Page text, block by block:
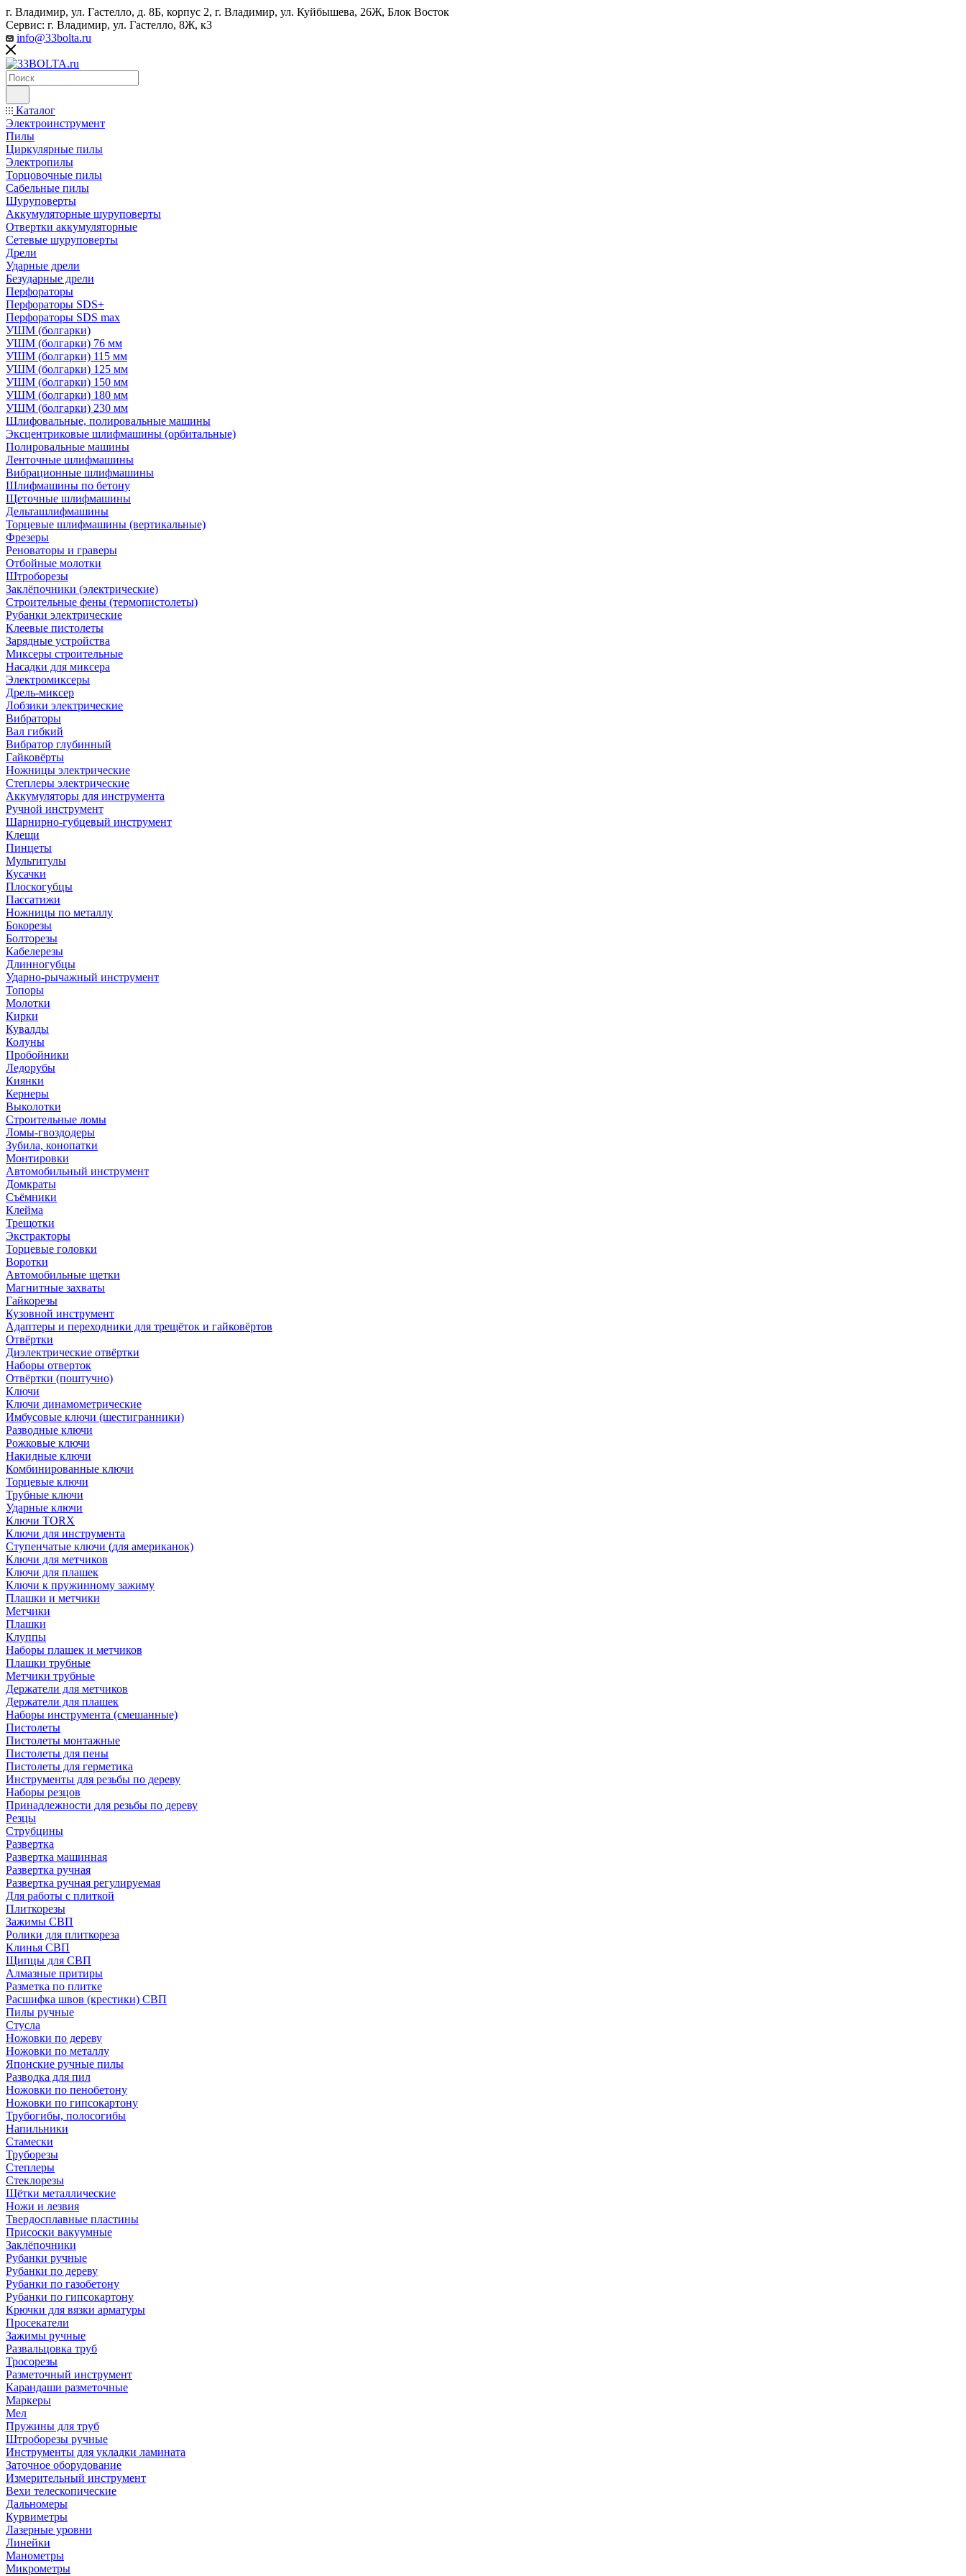
г. Владимир, ул. Гастелло, д. 8Б, корпус 2, г. Владимир, ул. ​Куйбышева, 26Ж, Блок Восток
Сервис: г. Владимир, ул. Гастелло, 8Ж, к3
info@33bolta.ru
Каталог
Электроинструмент
Пилы
Циркулярные пилы
Электропилы
Торцовочные пилы
Сабельные пилы
Шуруповерты
Аккумуляторные шуруповерты
Отвертки аккумуляторные
Сетевые шуруповерты
Дрели
Ударные дрели
Безударные дрели
Перфораторы
Перфораторы SDS+
Перфораторы SDS max
УШМ (болгарки)
УШМ (болгарки) 76 мм
УШМ (болгарки) 115 мм
УШМ (болгарки) 125 мм
УШМ (болгарки) 150 мм
УШМ (болгарки) 180 мм
УШМ (болгарки) 230 мм
Шлифовальные, полировальные машины
Эксцентриковые шлифмашины (орбитальные)
Полировальные машины
Ленточные шлифмашины
Вибрационные шлифмашины
Шлифмашины по бетону
Щеточные шлифмашины
Дельташлифмашины
Торцевые шлифмашины (вертикальные)
Фрезеры
Реноваторы и граверы
Отбойные молотки
Штроборезы
Заклёпочники (электрические)
Строительные фены (термопистолеты)
Рубанки электрические
Клеевые пистолеты
Зарядные устройства
Миксеры строительные
Насадки для миксера
Электромиксеры
Дрель-миксер
Лобзики электрические
Вибраторы
Вал гибкий
Вибратор глубинный
Гайковёрты
Ножницы электрические
Степлеры электрические
Аккумуляторы для инструмента
Ручной инструмент
Шарнирно-губцевый инструмент
Клещи
Пинцеты
Мультитулы
Кусачки
Плоскогубцы
Пассатижи
Ножницы по металлу
Бокорезы
Болторезы
Кабелерезы
Длинногубцы
Ударно-рычажный инструмент
Топоры
Молотки
Кирки
Кувалды
Колуны
Пробойники
Ледорубы
Киянки
Кернеры
Выколотки
Строительные ломы
Ломы-гвоздодеры
Зубила, конопатки
Монтировки
Автомобильный инструмент
Домкраты
Съёмники
Клейма
Трещотки
Экстракторы
Торцевые головки
Воротки
Автомобильные щетки
Магнитные захваты
Гайкорезы
Кузовной инструмент
Адаптеры и переходники для трещёток и гайковёртов
Отвёртки
Диэлектрические отвёртки
Наборы отверток
Отвёртки (поштучно)
Ключи
Ключи динамометрические
Имбусовые ключи (шестигранники)
Разводные ключи
Рожковые ключи
Накидные ключи
Комбинированные ключи
Торцевые ключи
Трубные ключи
Ударные ключи
Ключи TORX
Ключи для инструмента
Ступенчатые ключи (для американок)
Ключи для метчиков
Ключи для плашек
Ключи к пружинному зажиму
Плашки и метчики
Метчики
Плашки
Клуппы
Наборы плашек и метчиков
Плашки трубные
Метчики трубные
Держатели для метчиков
Держатели для плашек
Наборы инструмента (смешанные)
Пистолеты
Пистолеты монтажные
Пистолеты для пены
Пистолеты для герметика
Инструменты для резьбы по дереву
Наборы резцов
Принадлежности для резьбы по дереву
Резцы
Струбцины
Развертка
Развертка машинная
Развертка ручная
Развертка ручная регулируемая
Для работы с плиткой
Плиткорезы
Зажимы СВП
Ролики для плиткореза
Клинья СВП
Щипцы для СВП
Алмазные притиры
Разметка по плитке
Расшифка швов (крестики) СВП
Пилы ручные
Стусла
Ножовки по дереву
Ножовки по металлу
Японские ручные пилы
Разводка для пил
Ножовки по пенобетону
Ножовки по гипсокартону
Трубогибы, полосогибы
Напильники
Стамески
Труборезы
Степлеры
Стеклорезы
Щётки металлические
Ножи и лезвия
Твердосплавные пластины
Присоски вакуумные
Заклёпочники
Рубанки ручные
Рубанки по дереву
Рубанки по газобетону
Рубанки по гипсокартону
Крючки для вязки арматуры
Просекатели
Зажимы ручные
Развальцовка труб
Тросорезы
Разметочный инструмент
Карандаши разметочные
Маркеры
Мел
Пружины для труб
Штроборезы ручные
Инструменты для укладки ламината
Заточное оборудование
Измерительный инструмент
Вехи телескопические
Дальномеры
Курвиметры
Лазерные уровни
Линейки
Манометры
Микрометры